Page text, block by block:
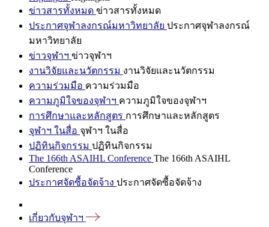
ข่าวสารทั้งหมด ข่าวสารทั้งหมด
ประกาศจุฬาลงกรณ์มหาวิทยาลัย ประกาศจุฬาลงกรณ์
มหาวิทยาลัย
ข่าวจุฬาฯ ข่าวจุฬาฯ
งานวิจัยและนวัตกรรม งานวิจัยและนวัตกรรม
ความร่วมมือ ความร่วมมือ
ความภูมิใจของจุฬาฯ ความภูมิใจของจุฬาฯ
การศึกษาและหลักสูตร การศึกษาและหลักสูตร
จุฬาฯ ในสื่อ จุฬาฯ ในสื่อ
ปฏิทินกิจกรรม ปฏิทินกิจกรรม
The 166th ASAIHL Conference The 166th ASAIHL
Conference
ประกาศจัดซื้อจัดจ้าง ประกาศจัดซื้อจัดจ้าง
เกี่ยวกับจุฬาฯ